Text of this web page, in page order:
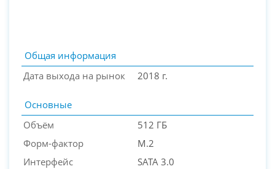
Общая информация
Дата выхода на рынок
2018 г.
Основные
Объём
512 ГБ
Форм-фактор
M.2
Интерфейс
SATA 3.0